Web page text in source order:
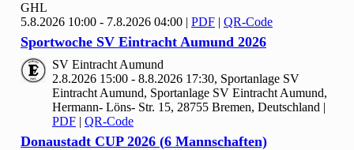
GHL
5.8.2026 10:00 - 7.8.2026 04:00 | PDF | QR-Code
Sportwoche SV Eintracht Aumund 2026
SV Eintracht Aumund
2.8.2026 15:00 - 8.8.2026 17:30, Sportanlage SV
Eintracht Aumund, Sportanlage SV Eintracht Aumund,
Hermann- Löns- Str. 15, 28755 Bremen, Deutschland |
PDF | QR-Code
Donaustadt CUP 2026 (6 Mannschaften)